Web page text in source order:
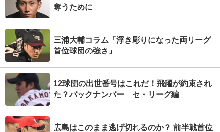
奪うために
三浦大輔コラム「浮き彫りになった両リーグ
首位球団の強さ」
12球団の出世番号はこれだ！飛躍が約束され
た？バックナンバー セ・リーグ編
広島はこのまま逃げ切れるのか？ 前半戦首位